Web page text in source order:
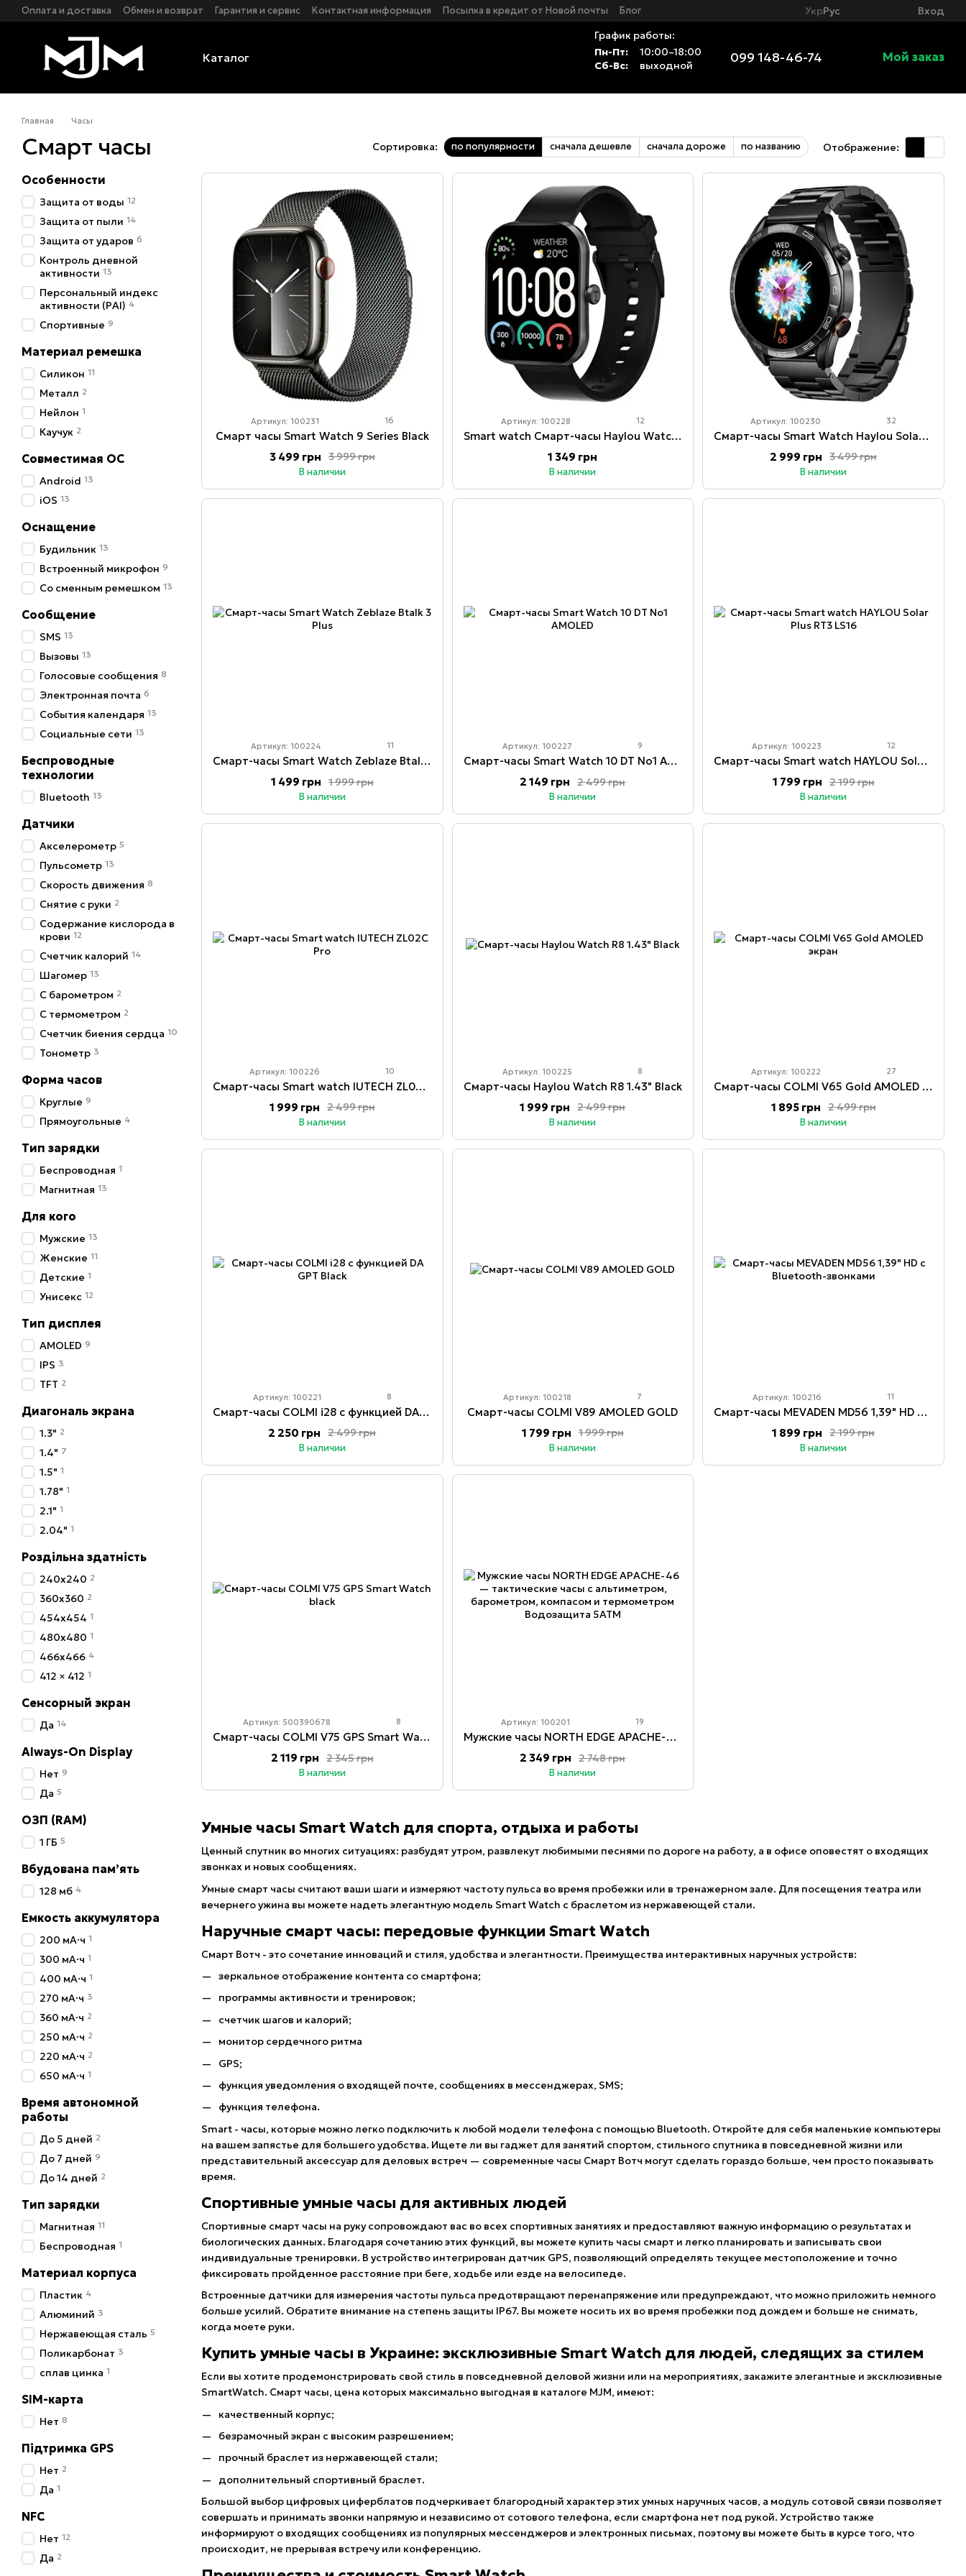
Перейти к основному контенту
Оплата и доставка Обмен и возврат Гарантия и сервис Контактная информация Посылка в кредит от Новой почты
Блог
Политика конфиденциальности
Оферта
УкрРус Вход
Каталог
График работы:
Пн-Пт:
10:00–18:00
Сб-Вс:
выходной 099 148-46-74 Мой заказ
Главная Часы
Смарт часы Сортировка: по популярности сначала дешевле сначала дороже по названию Отображение:
Умные часы Smart Watch для спорта, отдыха и работы
Ценный спутник во многих ситуациях: разбудят утром, развлекут любимыми песнями по дороге на работу, а в офисе оповестят о входящих
звонках и новых сообщениях.
Умные смарт часы считают ваши шаги и измеряют частоту пульса во время пробежки или в тренажерном зале. Для посещения театра или
вечернего ужина вы можете надеть элегантную модель Smart Watch с браслетом из нержавеющей стали.
Наручные смарт часы: передовые функции Smart Watch
Смарт Вотч - это сочетание инноваций и стиля, удобства и элегантности. Преимущества интерактивных наручных устройств:
зеркальное отображение контента со смартфона;
программы активности и тренировок;
счетчик шагов и калорий;
монитор сердечного ритма
GPS;
функция уведомления о входящей почте, сообщениях в мессенджерах, SMS;
функция телефона.
Smart - часы, которые можно легко подключить к любой модели телефона с помощью Bluetooth. Откройте для себя маленькие компьютеры
на вашем запястье для большего удобства. Ищете ли вы гаджет для занятий спортом, стильного спутника в повседневной жизни или
представительный аксессуар для деловых встреч — современные часы Смарт Вотч могут сделать гораздо больше, чем просто показывать
время.
Спортивные умные часы для активных людей
Спортивные смарт часы на руку сопровождают вас во всех спортивных занятиях и предоставляют важную информацию о результатах и
биологических данных. Благодаря сочетанию этих функций, вы можете купить часы смарт и легко планировать и записывать свои
индивидуальные тренировки. В устройство интегрирован датчик GPS, позволяющий определять текущее местоположение и точно
фиксировать пройденное расстояние при беге, ходьбе или езде на велосипеде.
Встроенные датчики для измерения частоты пульса предотвращают перенапряжение или предупреждают, что можно приложить немного
больше усилий. Обратите внимание на степень защиты IP67. Вы можете носить их во время пробежки под дождем и больше не снимать,
когда моете руки.
Купить умные часы в Украине: эксклюзивные Smart Watch для людей, следящих за стилем
Если вы хотите продемонстрировать свой стиль в повседневной деловой жизни или на мероприятиях, закажите элегантные и эксклюзивные
SmartWatch. Смарт часы, цена которых максимально выгодная в каталоге MJM, имеют:
качественный корпус;
безрамочный экран с высоким разрешением;
прочный браслет из нержавеющей стали;
дополнительный спортивный браслет.
Большой выбор цифровых циферблатов подчеркивает благородный характер этих умных наручных часов, а модуль сотовой связи позволяет
совершать и принимать звонки напрямую и независимо от сотового телефона, если смартфона нет под рукой. Устройство также
информируют о входящих сообщениях из популярных мессенджеров и электронных письмах, поэтому вы можете быть в курсе того, что
происходит, не прерывая встречу или конференцию.
Артикул: 100231 16
Смарт часы Smart Watch 9 Series Black
3 999 грн
3 499 грн
В наличии
Артикул: 100228 12
Smart watch Смарт-часы Haylou Watch S6 Black с Bluetooth звонками и большим экраном
1 349 грн
В наличии
Артикул: 100230 32
Смарт-часы Smart Watch Haylou Solar 5 (LS20) – 1.43″ AMOLED
3 499 грн
2 999 грн
В наличии
Артикул: 100224 11
Смарт-часы Smart Watch Zeblaze Btalk 3 Plus
1 999 грн
1 499 грн
В наличии
Артикул: 100227 9
Смарт-часы Smart Watch 10 DT No1 AMOLED
2 499 грн
2 149 грн
В наличии
Артикул: 100223 12
Смарт-часы Smart watch HAYLOU Solar Plus RT3 LS16
2 199 грн
1 799 грн
В наличии
Артикул: 100226 10
Смарт-часы Smart watch IUTECH ZL02C Pro
2 499 грн
1 999 грн
В наличии
Артикул: 100225 8
Смарт-часы Haylou Watch R8 1.43" Black
2 499 грн
1 999 грн
В наличии
Артикул: 100222 27
Смарт-часы COLMI V65 Gold AMOLED экран
2 499 грн
1 895 грн
В наличии
Артикул: 100221 8
Смарт-часы COLMI i28 с функцией DA GPT Black
2 499 грн
2 250 грн
В наличии
Артикул: 100218 7
Смарт-часы COLMI V89 AMOLED GOLD
1 999 грн
1 799 грн
В наличии
Артикул: 100216 11
Смарт-часы MEVADEN MD56 1,39" HD с Bluetooth-звонками
2 199 грн
1 899 грн
В наличии
Артикул: 500390678 8
Смарт-часы COLMI V75 GPS Smart Watch black
2 345 грн
2 119 грн
В наличии
Артикул: 100201 19
Мужские часы NORTH EDGE APACHE-46 — тактические часы с альтиметром, барометром, компасом и термометром Водозащита 5ATM
2 748 грн
2 349 грн
В наличии
Особенности
Защита от воды 12
Защита от пыли 14
Защита от ударов 6
Контроль дневной
активности 13
Персональный индекс
активности (PAI) 4
Спортивные 9
Материал ремешка
Силикон 11
Металл 2
Нейлон 1
Каучук 2
Совместимая ОС
Android 13
iOS 13
Оснащение
Будильник 13
Встроенный микрофон 9
Со сменным ремешком 13
Сообщение
SMS 13
Вызовы 13
Голосовые сообщения 8
Электронная почта 6
События календаря 13
Социальные сети 13
Беспроводные
технологии
Bluetooth 13
Датчики
Акселерометр 5
Пульсометр 13
Скорость движения 8
Снятие с руки 2
Содержание кислорода в
крови 12
Счетчик калорий 14
Шагомер 13
С барометром 2
С термометром 2
Счетчик биения сердца 10
Тонометр 3
Форма часов
Круглые 9
Прямоугольные 4
Тип зарядки
Беспроводная 1
Магнитная 13
Для кого
Мужские 13
Женские 11
Детские 1
Унисекс 12
Тип дисплея
AMOLED 9
IPS 3
TFT 2
Диагональ экрана
1.3" 2
1.4" 7
1.5" 1
1.78" 1
2.1" 1
2.04" 1
Роздільна здатність
240x240 2
360x360 2
454x454 1
480x480 1
466x466 4
412 × 412 1
Сенсорный экран
Да 14
Always-On Display
Нет 9
Да 5
ОЗП (RAM)
1 ГБ 5
Вбудована пам’ять
128 мб 4
Емкость аккумулятора
200 мА·ч 1
300 мА·ч 1
400 мА·ч 1
270 мА·ч 3
360 мА·ч 2
250 мА·ч 2
220 мА·ч 2
650 мА·ч 1
Время автономной
работы
До 5 дней 2
До 7 дней 9
До 14 дней 2
Тип зарядки
Магнитная 11
Беспроводная 1
Материал корпуса
Пластик 4
Алюминий 3
Нержавеющая сталь 5
Поликарбонат 3
сплав цинка 1
SIM-карта
Нет 8
Підтримка GPS
Нет 2
Да 1
NFC
Нет 12
Да 2